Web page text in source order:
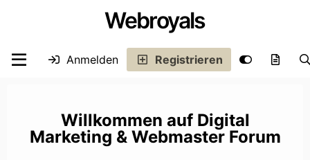
Webroyals
Anmelden Registrieren
Digital
Marketing & Webmaster Forum